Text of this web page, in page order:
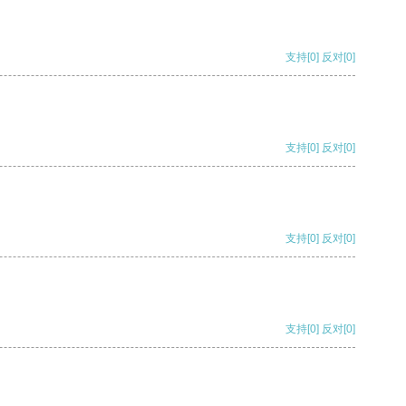
支持[0] 反对[0]
支持[0] 反对[0]
支持[0] 反对[0]
支持[0] 反对[0]